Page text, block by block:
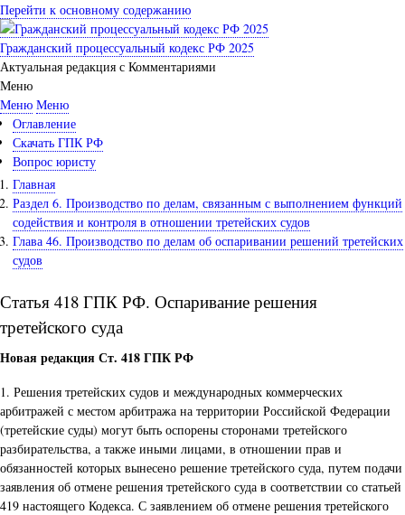
Перейти к основному содержанию
Гражданский процессуальный кодекс РФ 2025
Актуальная редакция с Комментариями
Меню
Меню Меню
Оглавление
Скачать ГПК РФ
Вопрос юристу
Главная
Раздел 6. Производство по делам, связанным с выполнением функций
содействия и контроля в отношении третейских судов
Глава 46. Производство по делам об оспаривании решений третейских
судов
Статья 418 ГПК РФ. Оспаривание решения
третейского суда
Новая редакция Ст. 418 ГПК РФ
1. Решения третейских судов и международных коммерческих
арбитражей с местом арбитража на территории Российской Федерации
(третейские суды) могут быть оспорены сторонами третейского
разбирательства, а также иными лицами, в отношении прав и
обязанностей которых вынесено решение третейского суда, путем подачи
заявления об отмене решения третейского суда в соответствии со статьей
419 настоящего Кодекса. С заявлением об отмене решения третейского